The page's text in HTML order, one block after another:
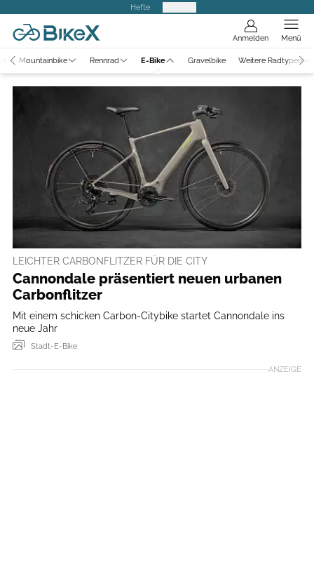
Hefte
Anmelden Menü
Mountainbike Rennrad E-Bike Gravelbike Weitere Radtypen
LEICHTER CARBONFLITZER FÜR DIE CITY
Cannondale präsentiert neuen urbanen
Carbonflitzer
Mit einem schicken Carbon-Citybike startet Cannondale ins
neue Jahr
Stadt-E-Bike
ANZEIGE